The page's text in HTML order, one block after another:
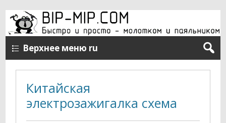
Верхнее меню ru
Китайская
электрозажигалка схема